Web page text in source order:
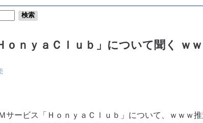
ｏｎｙａＣｌｕｂ」について聞く ｗ
ービス「ＨｏｎｙａＣｌｕｂ」について、ｗｗｗ